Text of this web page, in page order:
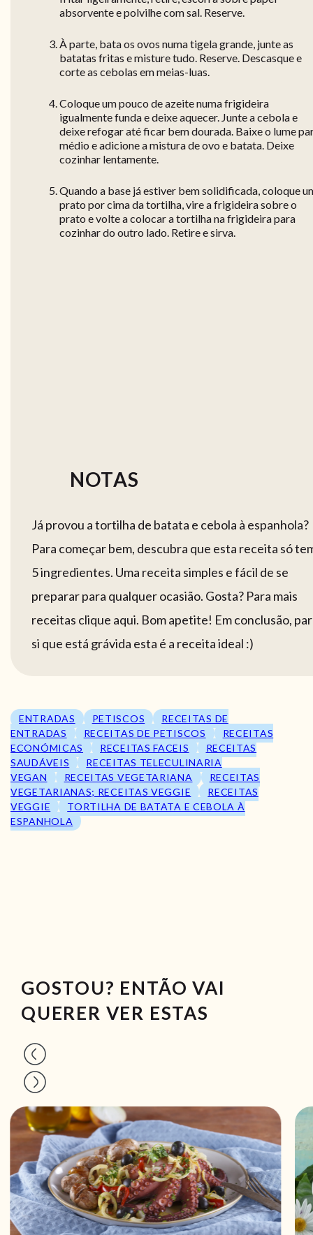
absorvente e polvilhe com sal. Reserve.
À parte, bata os ovos numa tigela grande, junte as
batatas fritas e misture tudo. Reserve. Descasque e
corte as cebolas em meias-luas.
Coloque um pouco de azeite numa frigideira
igualmente funda e deixe aquecer. Junte a cebola e
deixe refogar até ficar bem dourada. Baixe o lume
médio e adicione a mistura de ovo e batata. Deixe
cozinhar lentamente.
Quando a base já estiver bem solidificada, coloque
prato por cima da tortilha, vire a frigideira sobre o
prato e volte a colocar a tortilha na frigideira para
cozinhar do outro lado. Retire e sirva.
NOTAS
Já provou a tortilha de batata e cebola à espanhola?
Para começar bem, descubra que esta receita só
5 ingredientes. Uma receita simples e fácil de se
preparar para qualquer ocasião. Gosta? Para mais
receitas clique aqui. Bom apetite! Em conclusão,
si que está grávida esta é a receita ideal :)
ENTRADAS PETISCOS
RECEITAS DE
ENTRADAS
RECEITAS DE PETISCOS
RECEITAS
ECONÓMICAS
RECEITAS FACEIS
RECEITAS
SAUDÁVEIS
RECEITAS TELECULINARIA
VEGAN
RECEITAS VEGETARIANA
RECEITAS
VEGETARIANAS; RECEITAS VEGGIE
RECEITAS
VEGGIE
TORTILHA DE BATATA E CEBOLA À
ESPANHOLA
GOSTOU? ENTÃO VAI
QUERER VER ESTAS